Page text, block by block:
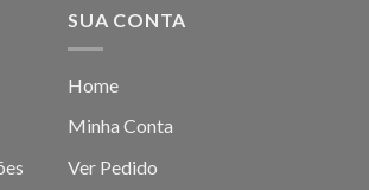
SUA CONTA
Home
Minha Conta
Ver Pedido